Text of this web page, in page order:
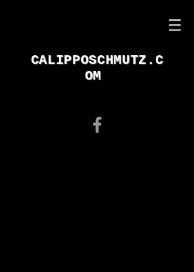
CALIPPOSCHMUTZ.C
OM